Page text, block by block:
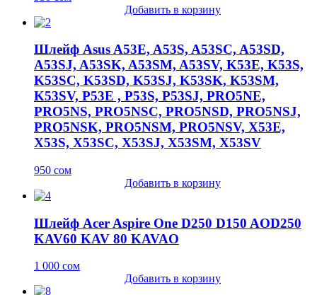
Добавить в корзину
Шлейф Asus A53E, A53S, A53SC, A53SD,
A53SJ, A53SK, A53SM, A53SV, K53E, K53S,
K53SC, K53SD, K53SJ, K53SK, K53SM,
K53SV, P53E , P53S, P53SJ, PRO5NE,
PRO5NS, PRO5NSC, PRO5NSD, PRO5NSJ,
PRO5NSK, PRO5NSM, PRO5NSV, X53E,
X53S, X53SC, X53SJ, X53SM, X53SV
950 сом
Добавить в корзину
Шлейф Acer Aspire One D250 D150 AOD250
KAV60 KAV 80 KAVAO
1 000 сом
Добавить в корзину